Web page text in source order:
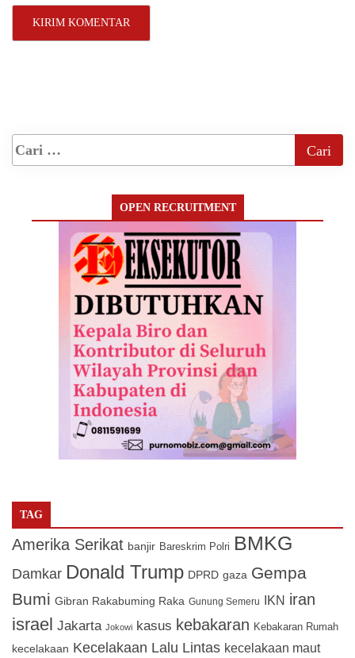
OPEN RECRUITMENT
TAG
Amerika Serikat banjir Bareskrim Polri BMKG
Damkar Donald Trump DPRD gaza Gempa
Bumi Gibran Rakabuming Raka Gunung Semeru IKN iran
israel Jakarta Jokowi kasus kebakaran Kebakaran Rumah
kecelakaan Kecelakaan Lalu Lintas kecelakaan maut